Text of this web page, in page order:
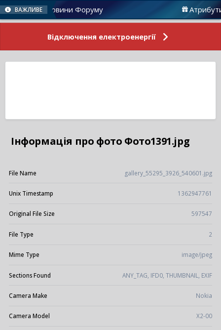
ВАЖЛИВЕНовини Форуму Атрибутика
Відключення електроенергії
Інформація про фото Фото1391.jpg
File Name gallery_55295_3926_540601.jpg
Unix Timestamp 1362947761
Original File Size 597547
File Type 2
Mime Type image/jpeg
Sections Found ANY_TAG, IFD0, THUMBNAIL, EXIF
Camera Make Nokia
Camera Model X2-00